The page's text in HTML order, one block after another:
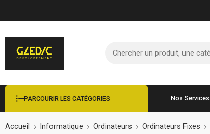
PARCOURIR LES CATÉGORIES Nos Services
Accueil Informatique Ordinateurs Ordinateurs Fixes